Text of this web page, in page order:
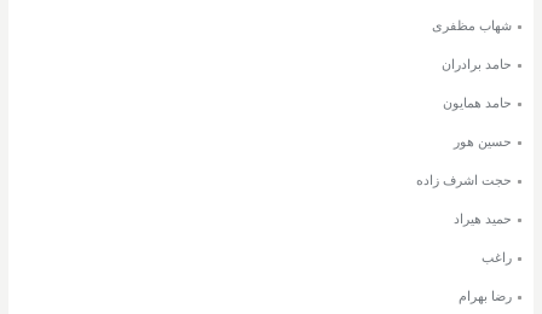
شهاب مظفری
حامد برادران
حامد همایون
حسین هور
حجت اشرف زاده
حمید هیراد
راغب
رضا بهرام